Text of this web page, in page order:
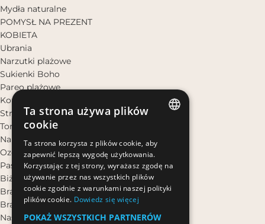
Mydła naturalne
POMYSŁ NA PREZENT
KOBIETA
Ubrania
Narzutki plażowe
Sukienki Boho
Pareo plażowe
Komplety Damskie
Stroje Kąpielowe
Torebki i plecaki
Nakrycia głowy
Ozdoby do włosów
Paski
Biżuteria
Bransoletki na rękę
Bransoletki na nogę
Naszyjniki
POLISH
Ta strona używa plików
cookie
Ta strona korzysta z plików cookie, aby
zapewnić lepszą wygodę użytkowania.
Korzystając z tej strony, wyrażasz zgodę na
używanie przez nas wszystkich plików
cookie zgodnie z warunkami naszej polityki
plików cookie. Dowiedz się więcej
POKAŻ WSZYSTKICH PARTNERÓW